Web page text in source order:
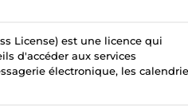
License) est une licence qui
d'accéder aux services
électronique, les